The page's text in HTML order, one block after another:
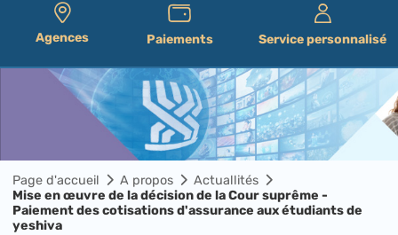
Agences Paiements Service personnalisé
Page d'accueil A propos
Actuallités
Mise en œuvre de la décision de la Cour suprême -
Paiement des cotisations d'assurance aux étudiants de
yeshiva